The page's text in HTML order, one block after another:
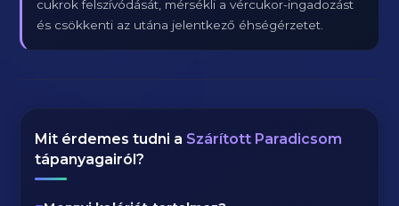
cukrok felszívódását, mérsékli a vércukor-ingadozást
és csökkenti az utána jelentkező éhségérzetet.
Mit érdemes tudni a Szárított Paradicsom
tápanyagairól?